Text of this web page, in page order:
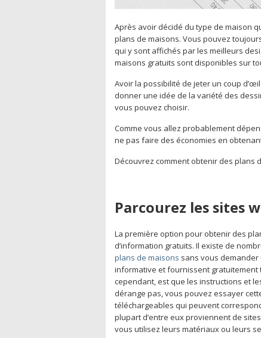
Après avoir décidé du type de maison
plans de maisons. Vous pouvez
qui y sont affichés par les meilleurs
maisons gratuits sont disponibles sur
Avoir la possibilité de jeter un coup
donner une idée de la variété des
vous pouvez choisir.
Comme vous allez probablement
ne pas faire des économies en
Découvrez comment obtenir des plans
Parcourez les sites
La première option pour obtenir des
d’information gratuits. Il existe de
plans de maisons sans vous
informative et fournissent gratuitement
cependant, est que les instructions et
dérange pas, vous pouvez essayer
téléchargeables qui peuvent
plupart d’entre eux proviennent de
vous utilisez leurs matériaux ou leurs